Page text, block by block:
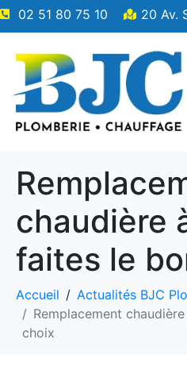
02 51 80 75 10 20 Av.
chaudière
faites le
Accueil
Actualités BJC
Remplacement
choix